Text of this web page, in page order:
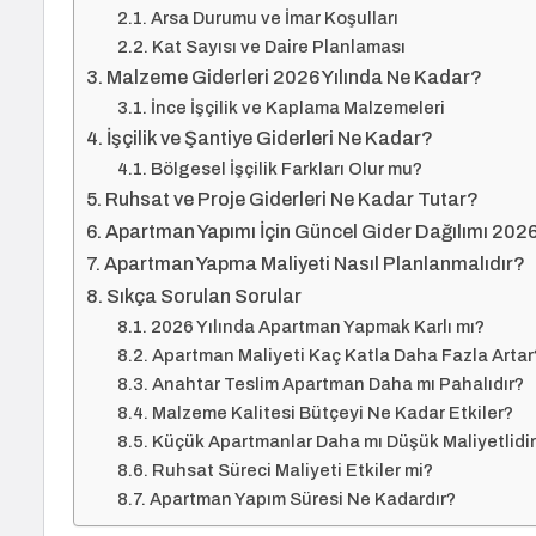
Arsa Durumu ve İmar Koşulları
Kat Sayısı ve Daire Planlaması
Malzeme Giderleri 2026 Yılında Ne Kadar?
İnce İşçilik ve Kaplama Malzemeleri
İşçilik ve Şantiye Giderleri Ne Kadar?
Bölgesel İşçilik Farkları Olur mu?
Ruhsat ve Proje Giderleri Ne Kadar Tutar?
Apartman Yapımı İçin Güncel Gider Dağılımı
Apartman Yapma Maliyeti Nasıl Planlanmalıdır?
Sıkça Sorulan Sorular
2026 Yılında Apartman Yapmak Karlı mı?
Apartman Maliyeti Kaç Katla Daha Fazla
Anahtar Teslim Apartman Daha mı Pahalıdır?
Malzeme Kalitesi Bütçeyi Ne Kadar Etkiler?
Küçük Apartmanlar Daha mı Düşük
Ruhsat Süreci Maliyeti Etkiler mi?
Apartman Yapım Süresi Ne Kadardır?